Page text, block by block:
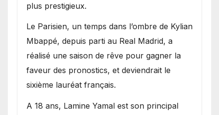
plus prestigieux.
Le Parisien, un temps dans l’ombre de Kylian
Mbappé, depuis parti au Real Madrid, a
réalisé une saison de rêve pour gagner la
faveur des pronostics, et deviendrait le
sixième lauréat français.
A 18 ans, Lamine Yamal est son principal